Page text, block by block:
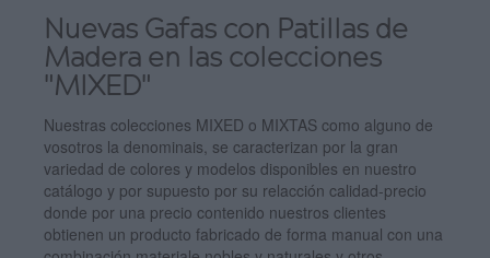
Nuevas Gafas con Patillas de
Madera en las colecciones
"MIXED"
Nuestras colecciones MIXED o MIXTAS como alguno de
vosotros la denominais, se caracterizan por la gran
variedad de colores y modelos disponibles en nuestro
catálogo y por supuesto por su relacción calidad-precio
donde por una precio contenido nuestros clientes
obtienen un producto fabricado de forma manual con una